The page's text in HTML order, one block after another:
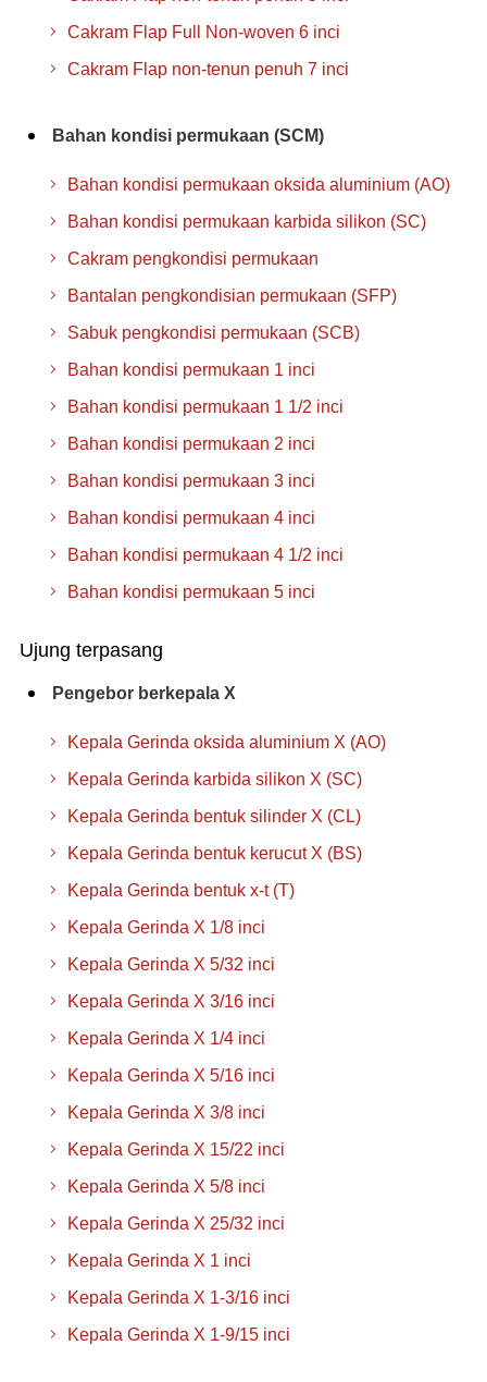
Cakram Flap Full Non-woven 6 inci
Cakram Flap non-tenun penuh 7 inci
Bahan kondisi permukaan (SCM)
Bahan kondisi permukaan oksida aluminium (AO)
Bahan kondisi permukaan karbida silikon (SC)
Cakram pengkondisi permukaan
Bantalan pengkondisian permukaan (SFP)
Sabuk pengkondisi permukaan (SCB)
Bahan kondisi permukaan 1 inci
Bahan kondisi permukaan 1 1/2 inci
Bahan kondisi permukaan 2 inci
Bahan kondisi permukaan 3 inci
Bahan kondisi permukaan 4 inci
Bahan kondisi permukaan 4 1/2 inci
Bahan kondisi permukaan 5 inci
Ujung terpasang
Pengebor berkepala X
Kepala Gerinda oksida aluminium X (AO)
Kepala Gerinda karbida silikon X (SC)
Kepala Gerinda bentuk silinder X (CL)
Kepala Gerinda bentuk kerucut X (BS)
Kepala Gerinda bentuk x-t (T)
Kepala Gerinda X 1/8 inci
Kepala Gerinda X 5/32 inci
Kepala Gerinda X 3/16 inci
Kepala Gerinda X 1/4 inci
Kepala Gerinda X 5/16 inci
Kepala Gerinda X 3/8 inci
Kepala Gerinda X 15/22 inci
Kepala Gerinda X 5/8 inci
Kepala Gerinda X 25/32 inci
Kepala Gerinda X 1 inci
Kepala Gerinda X 1-3/16 inci
Kepala Gerinda X 1-9/15 inci